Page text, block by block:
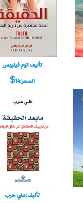
تأليف:توم فيليبس
السعر:14$
تأليف:علي حرب